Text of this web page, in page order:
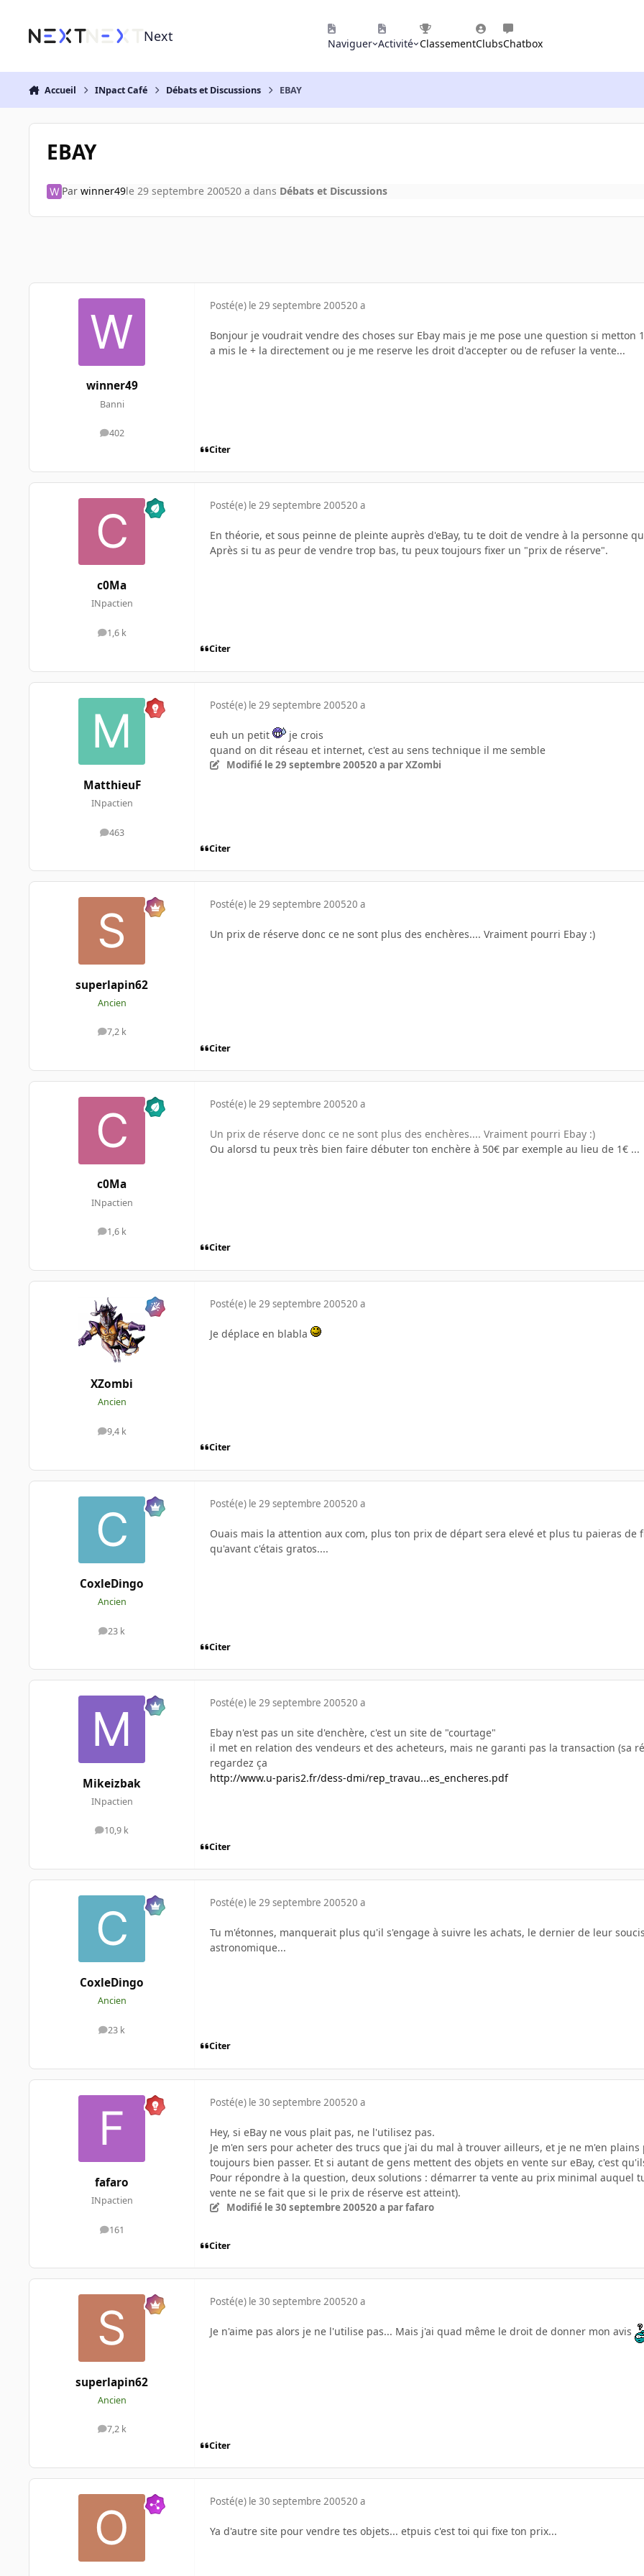
Next Naviguer Activité ClassementClubsChatbox
Accueil INpact Café Débats et Discussions EBAY
EBAY
Par winner49le 29 septembre 200520 a dans Débats et Discussions
winner49
Banni
402
messages
Posté(e) le 29 septembre 200520 a
Bonjour je voudrait vendre des choses sur Ebay mais je me pose une question si
a mis le + la directement ou je me reserve les droit d'accepter ou de refuser la vente...
Citer
c0Ma
INpactien
1,6 k
messages
Posté(e) le 29 septembre 200520 a
En théorie, et sous peinne de pleinte auprès d'eBay, tu te doit de vendre à la personne
Après si tu as peur de vendre trop bas, tu peux toujours fixer un "prix de réserve".
Citer
MatthieuF
INpactien
463
messages
Posté(e) le 29 septembre 200520 a
euh un petit
je crois
quand on dit réseau et internet, c'est au sens technique il me semble
Modifié le 29 septembre 200520 a par XZombi
Citer
superlapin62
Ancien
7,2 k
messages
Posté(e) le 29 septembre 200520 a
Un prix de réserve donc ce ne sont plus des enchères.... Vraiment pourri Ebay :)
Citer
c0Ma
INpactien
1,6 k
messages
Posté(e) le 29 septembre 200520 a
Un prix de réserve donc ce ne sont plus des enchères.... Vraiment pourri Ebay :)
Ou alorsd tu peux très bien faire débuter ton enchère à 50€ par exemple au lieu de 1€ ...
Citer
XZombi
Ancien
9,4 k
messages
Posté(e) le 29 septembre 200520 a
Je déplace en blabla
Citer
CoxleDingo
Ancien
23 k
messages
Posté(e) le 29 septembre 200520 a
Ouais mais la attention aux com, plus ton prix de départ sera elevé et plus tu paieras
qu'avant c'étais gratos....
Citer
Mikeizbak
INpactien
10,9 k
messages
Posté(e) le 29 septembre 200520 a
Ebay n'est pas un site d'enchère, c'est un site de "courtage"
il met en relation des vendeurs et des acheteurs, mais ne garanti pas la transaction (sa
regardez ça
http://www.u-paris2.fr/dess-dmi/rep_travau...es_encheres.pdf
Citer
CoxleDingo
Ancien
23 k
messages
Posté(e) le 29 septembre 200520 a
Tu m'étonnes, manquerait plus qu'il s'engage à suivre les achats, le dernier de leur
astronomique...
Citer
fafaro
INpactien
161
messages
Posté(e) le 30 septembre 200520 a
Hey, si eBay ne vous plait pas, ne l'utilisez pas.
Je m'en sers pour acheter des trucs que j'ai du mal à trouver ailleurs, et je ne m'en
toujours bien passer. Et si autant de gens mettent des objets en vente sur eBay, c'est
Pour répondre à la question, deux solutions : démarrer ta vente au prix minimal auquel
vente ne se fait que si le prix de réserve est atteint).
Modifié le 30 septembre 200520 a par fafaro
Citer
superlapin62
Ancien
7,2 k
messages
Posté(e) le 30 septembre 200520 a
Je n'aime pas alors je ne l'utilise pas... Mais j'ai quad même le droit de donner mon avis
Citer
Posté(e) le 30 septembre 200520 a
Ya d'autre site pour vendre tes objets... etpuis c'est toi qui fixe ton prix...